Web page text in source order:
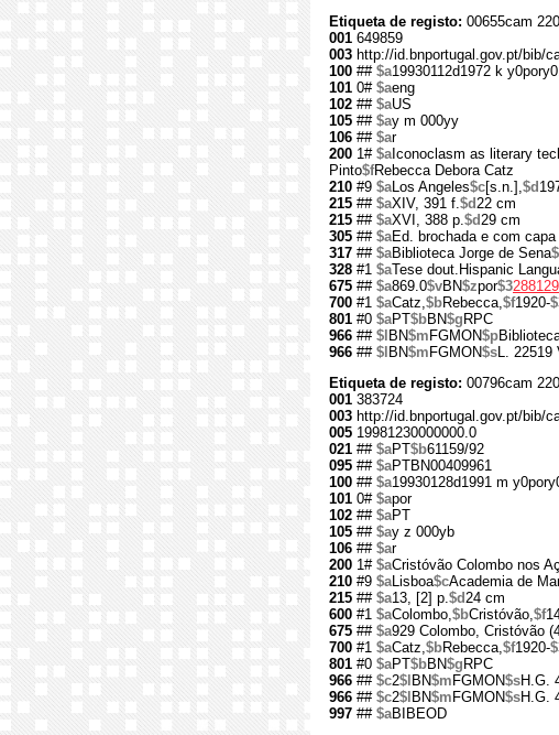
Etiqueta de registo: 00655cam
001 649859
003 http://id.bnportugal.gov.pt/bib/
100 ## $a19930112d1972 k
101 0# $aeng
102 ## $aUS
105 ## $ay m 000yy
106 ## $ar
200 1# $aIconoclasm as literary
Pinto$fRebecca Debora Catz
210 #9 $aLos Angeles$c[s.n.],$d
215 ## $aXIV, 391 f.$d22 cm
215 ## $aXVI, 388 p.$d29 cm
305 ## $aEd. brochada e com capa
317 ## $aBiblioteca Jorge de Sena
328 #1 $aTese dout.Hispanic
675 ## $a869.0$vBN$zpor$3288129
700 #1 $aCatz,$bRebecca,$f1920-
801 #0 $aPT$bBN$g RPC
966 ## $l BN$m FGMON$p
966 ## $l BN$m FGMON$sL. 22519
Etiqueta de registo: 00796cam
001 383724
003 http://id.bnportugal.gov.pt/bib/
005 19981230000000.0
021 ## $aPT$b61159/92
095 ## $aPTBN00409961
100 ## $a19930128d1991 m
101 0# $apor
102 ## $aPT
105 ## $ay z 000yb
106 ## $ar
200 1# $aCristóvão Colombo nos
210 #9 $aLisboa$cAcademia de
215 ## $a13, [2] p.$d24 cm
600 #1 $aColombo,$bCristóvão,$f
675 ## $a929 Colombo, Cristóvão
700 #1 $aCatz,$bRebecca,$f1920-
801 #0 $aPT$bBN$g RPC
966 ## $c2$l BN$m FGMON$sH.G.
966 ## $c2$l BN$m FGMON$sH.G.
997 ## $aBIBEOD